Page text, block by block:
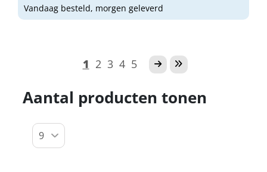
Vandaag besteld, morgen geleverd
1 2 3 4 5
Aantal producten tonen